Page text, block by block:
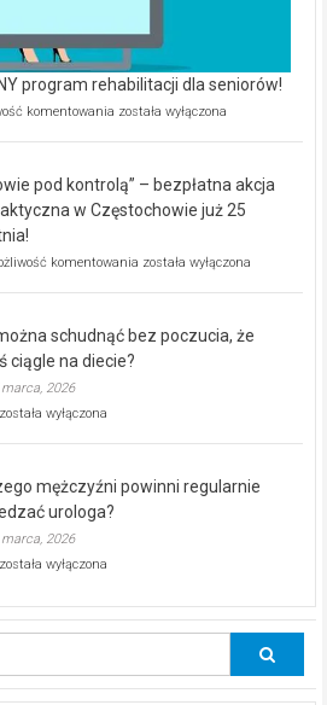
program rehabilitacji dla seniorów!
komentowania Rusza
rehabilitacji
dla
została wyłączona
pod kontrolą” – bezpłatna akcja
w Częstochowie już 25
komentowania „Zdrowie
bezpłatna
została wyłączona
schudnąć bez poczucia, że
ciągle na diecie?
marca, 2026
Czy
ciągle
na
została wyłączona
mężczyźni powinni regularnie
urologa?
marca, 2026
Dlaczego
została wyłączona